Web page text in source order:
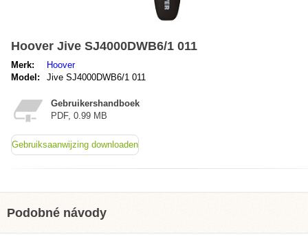
Hoover Jive SJ4000DWB6/1 011
Merk:
Hoover
Model:
Jive SJ4000DWB6/1 011
Gebruikershandboek
PDF, 0.99 MB
Gebruiksaanwijzing downloaden
Podobné návody